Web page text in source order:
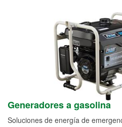
Generadores a gasolina
Soluciones de energía de